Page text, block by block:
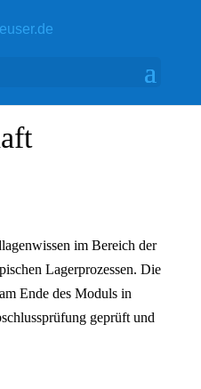
im Bereich der
Lagerprozessen. Die
Ende des Moduls in
geprüft und